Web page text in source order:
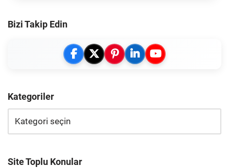
Bizi Takip Edin
Kategoriler
Site Toplu Konular